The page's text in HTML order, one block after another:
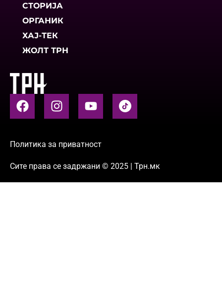
СТОРИЈА
ОРГАНИК
ХАЈ-ТЕК
ЖОЛТ ТРН
Политика за приватност
Сите права се задржани © 2025 | Трн.мк